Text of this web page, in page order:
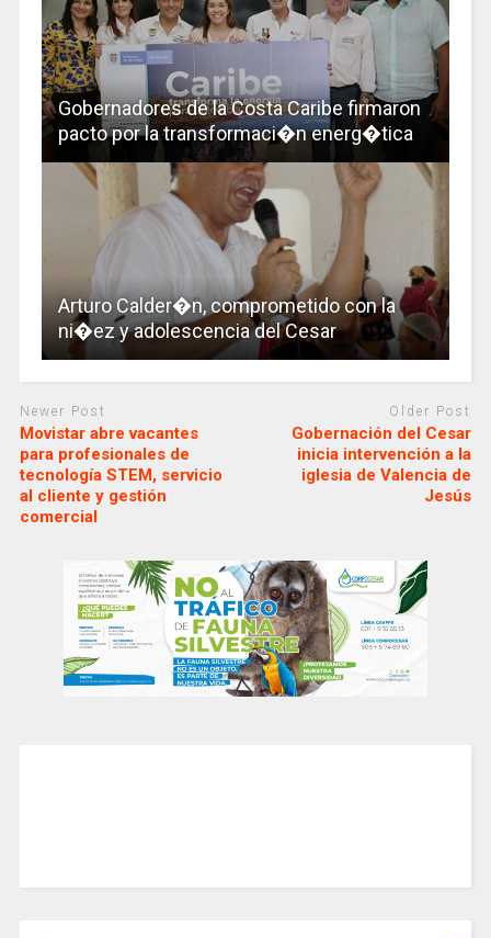
Gobernadores de la Costa Caribe firmaron
pacto por la transformaci�n energ�tica
Arturo Calder�n, comprometido con la
ni�ez y adolescencia del Cesar
Newer Post
Movistar abre vacantes
para profesionales de
tecnología STEM, servicio
al cliente y gestión
comercial
Older Post
Gobernación del Cesar
inicia intervención a la
iglesia de Valencia de
Jesús